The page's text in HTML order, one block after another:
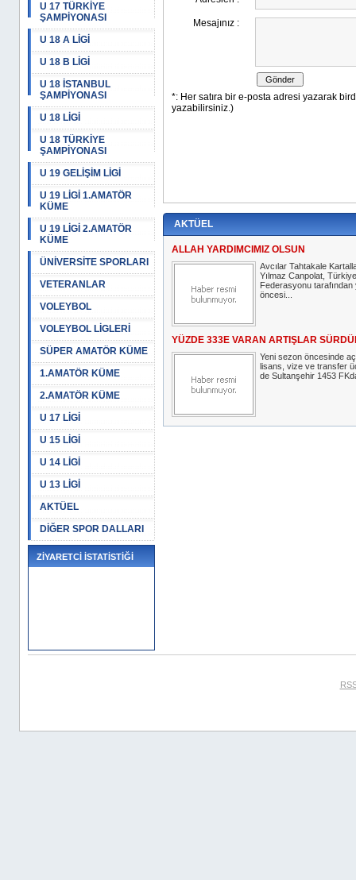
U 17 TÜRKİYE
ŞAMPİYONASI
U 18 A LİGİ
U 18 B LİGİ
U 18 İSTANBUL
ŞAMPİYONASI
U 18 LİGİ
U 18 TÜRKİYE
ŞAMPİYONASI
U 19 GELİŞİM LİGİ
U 19 LİGİ 1.AMATÖR
KÜME
U 19 LİGİ 2.AMATÖR
KÜME
ÜNİVERSİTE SPORLARI
VETERANLAR
VOLEYBOL
VOLEYBOL LİGLERİ
SÜPER AMATÖR KÜME
1.AMATÖR KÜME
2.AMATÖR KÜME
U 17 LİGİ
U 15 LİGİ
U 14 LİGİ
U 13 LİGİ
AKTÜEL
DİĞER SPOR DALLARI
ZİYARETCİ İSTATİSTİĞİ
AKTÜEL
ALLAH YARDIMCIMIZ OLSUN
Avcılar Tahtakale
Yılmaz Canpolat,
Federasyonu
öncesi...
YÜZDE 333E VARAN ARTIŞLAR
Yeni sezon öncesinde
lisans, vize ve transfer
de Sultanşehir 1453